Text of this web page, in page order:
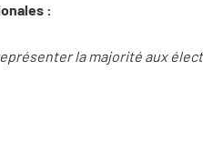
:
la majorité aux